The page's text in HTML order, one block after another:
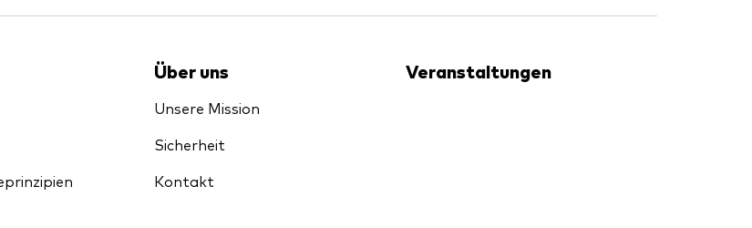
Über uns
Unsere Mission
Sicherheit
Kontakt
Veranstaltungen